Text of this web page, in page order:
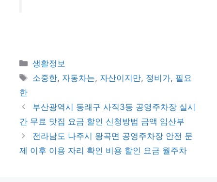
카
테
생활정보
태
소중한, 자동차는, 자산이지만, 정비가, 필요
한
부산광역시 동래구 사직3동 공영주차장 실시
간 무료 맛집 요금 할인 신청방법 금액 임산부
전라남도 나주시 왕곡면 공영주차장 안전 문
제 이후 이용 자리 확인 비용 할인 요금 월주차